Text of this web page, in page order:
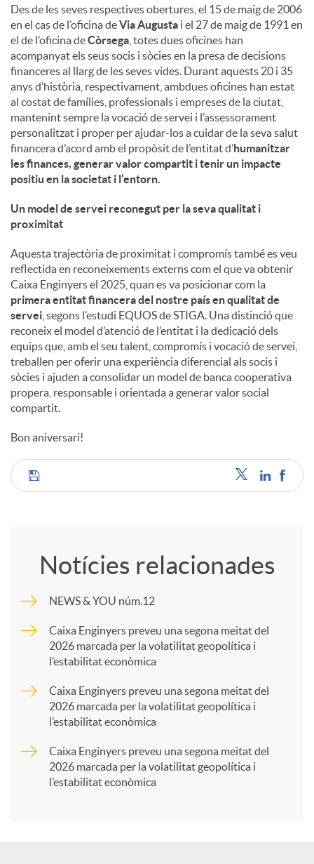
u
t
s
Des de les seves respectives obertures, el 15 de maig de 2006
en el cas de l’oficina deVia Augusta i el 27 de maig de 1991 en
el de l’oficina deCòrsega , totes dues oficines han
acompanyat els seus socis i sòcies en la presa de decisions
financeres al llarg de les seves vides. Durant aquests 20 i 35
anys d’història, respectivament, ambdues oficines han estat
al costat de famílies, professionals i empreses de la ciutat,
mantenint sempre la vocació de servei i l’assessorament
personalitzat i proper per ajudar-los a cuidar de la seva salut
financera d’acord amb el propòsit de l’entitat d’humanitzar
les finances, generar valor compartit i tenir un impacte
positiu en la societat i l’entorn.
Un model de servei reconegut per la seva qualitat i
proximitat
Aquesta trajectòria de proximitat i compromís també es veu
reflectida en reconeixements externs com el que va obtenir
Caixa Enginyers el 2025, quan es va posicionar com la
primera entitat financera del nostre país en qualitat de
servei , segons l’estudi EQUOS de STIGA. Una distinció que
reconeix el model d’atenció de l’entitat i la dedicació dels
equips que, amb el seu talent, compromís i vocació de servei,
treballen per oferir una experiència diferencial als socis i
sòcies i ajuden a consolidar un model de banca cooperativa
propera, responsable i orientada a generar valor social
compartit.
Bon aniversari!
C
p
Notícies relacionades
NEWS & YOU núm.12
Caixa Enginyers preveu una segona meitat del
2026 marcada per la volatilitat geopolítica i
l’estabilitat econòmica
Caixa Enginyers preveu una segona meitat del
2026 marcada per la volatilitat geopolítica i
l’estabilitat econòmica
Caixa Enginyers preveu una segona meitat del
2026 marcada per la volatilitat geopolítica i
l’estabilitat econòmica